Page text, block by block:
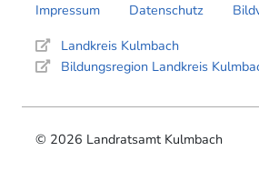
Impressum Datenschutz
Landkreis Kulmbach
Bildungsregion Landkreis
© 2026 Landratsamt Kulmbach